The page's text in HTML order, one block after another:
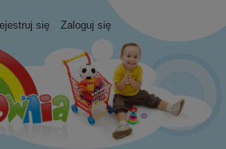
się Zaloguj się